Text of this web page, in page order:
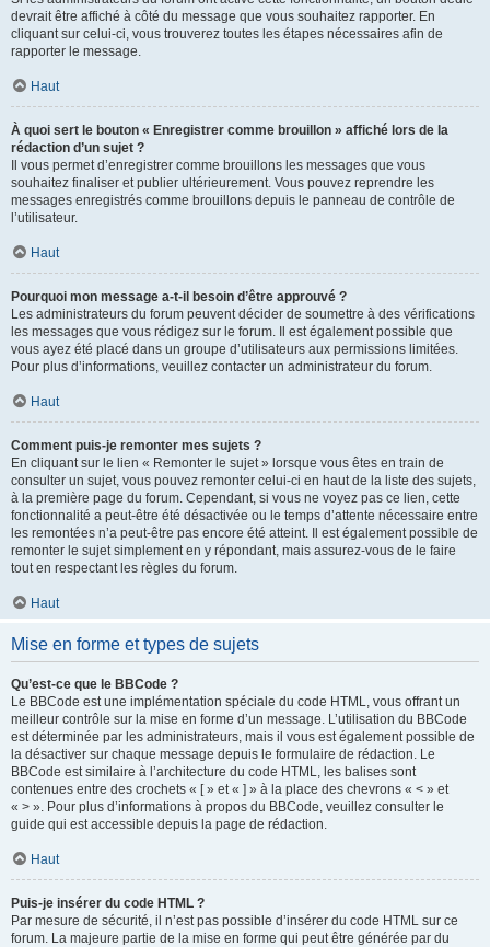
devrait être affiché à côté du message que vous souhaitez rapporter. En
cliquant sur celui-ci, vous trouverez toutes les étapes nécessaires afin de
rapporter le message.
Haut
À quoi sert le bouton « Enregistrer comme brouillon » affiché lors de la
rédaction d’un sujet ?
Il vous permet d’enregistrer comme brouillons les messages que vous
souhaitez finaliser et publier ultérieurement. Vous pouvez reprendre les
messages enregistrés comme brouillons depuis le panneau de contrôle de
l’utilisateur.
Haut
Pourquoi mon message a-t-il besoin d’être approuvé ?
Les administrateurs du forum peuvent décider de soumettre à des vérifications
les messages que vous rédigez sur le forum. Il est également possible que
vous ayez été placé dans un groupe d’utilisateurs aux permissions limitées.
Pour plus d’informations, veuillez contacter un administrateur du forum.
Haut
Comment puis-je remonter mes sujets ?
En cliquant sur le lien « Remonter le sujet » lorsque vous êtes en train de
consulter un sujet, vous pouvez remonter celui-ci en haut de la liste des sujets,
à la première page du forum. Cependant, si vous ne voyez pas ce lien, cette
fonctionnalité a peut-être été désactivée ou le temps d’attente nécessaire entre
les remontées n’a peut-être pas encore été atteint. Il est également possible de
remonter le sujet simplement en y répondant, mais assurez-vous de le faire
tout en respectant les règles du forum.
Haut
Mise en forme et types de sujets
Qu’est-ce que le BBCode ?
Le BBCode est une implémentation spéciale du code HTML, vous offrant un
meilleur contrôle sur la mise en forme d’un message. L’utilisation du BBCode
est déterminée par les administrateurs, mais il vous est également possible de
la désactiver sur chaque message depuis le formulaire de rédaction. Le
BBCode est similaire à l’architecture du code HTML, les balises sont
contenues entre des crochets « [ » et « ] » à la place des chevrons « < » et
« > ». Pour plus d’informations à propos du BBCode, veuillez consulter le
guide qui est accessible depuis la page de rédaction.
Haut
Puis-je insérer du code HTML ?
Par mesure de sécurité, il n’est pas possible d’insérer du code HTML sur ce
forum. La majeure partie de la mise en forme qui peut être générée par du